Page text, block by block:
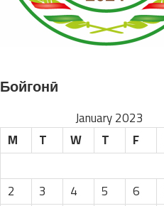
Бойгонӣ
January 2023
M
T W T F
2
3 4 5 6